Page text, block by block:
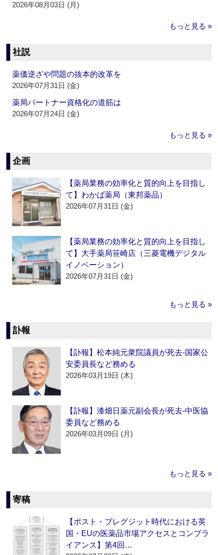
2026年08月03日 (月)
もっと見る »
社説
薬価逆ざや問題の抜本的改革を
2026年07月31日 (金)
薬局パートナー資格化の道筋は
2026年07月24日 (金)
もっと見る »
企画
【薬局業務の効率化と質的向上を目指し
て】わかば薬局（東邦薬品）
2026年07月31日 (金)
【薬局業務の効率化と質的向上を目指し
て】大手薬局笹崎店（三菱電機デジタル
イノベーション）
2026年07月31日 (金)
もっと見る »
訃報
【訃報】松本純元衆院議員が死去‐国家公
安委員長など務める
2026年03月19日 (木)
【訃報】漆畑日薬元副会長が死去‐中医協
委員など務める
2026年03月09日 (月)
もっと見る »
寄稿
【ポスト・ブレグジット時代における英
国・EUの医薬品市場アクセスとコンプラ
イアンス】第4回…